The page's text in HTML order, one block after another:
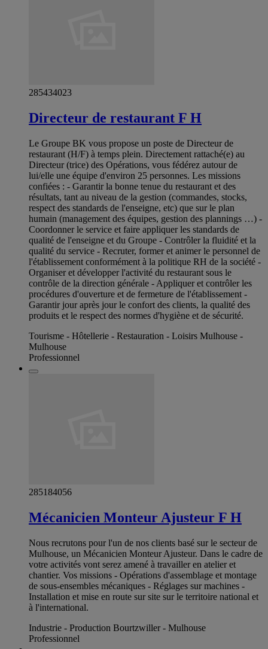
285434023
Directeur de restaurant F H
Le Groupe BK vous propose un poste de Directeur de
restaurant (H/F) à temps plein. Directement rattaché(e) au
Directeur (trice) des Opérations, vous fédérez autour de
lui/elle une équipe d'environ 25 personnes. Les missions
confiées : - Garantir la bonne tenue du restaurant et des
résultats, tant au niveau de la gestion (commandes, stocks,
respect des standards de l'enseigne, etc) que sur le plan
humain (management des équipes, gestion des plannings …) -
Coordonner le service et faire appliquer les standards de
qualité de l'enseigne et du Groupe - Contrôler la fluidité et la
qualité du service - Recruter, former et animer le personnel de
l'établissement conformément à la politique RH de la société -
Organiser et développer l'activité du restaurant sous le
contrôle de la direction générale - Appliquer et contrôler les
procédures d'ouverture et de fermeture de l'établissement -
Garantir jour après jour le confort des clients, la qualité des
produits et le respect des normes d'hygiène et de sécurité.
Tourisme - Hôtellerie - Restauration - Loisirs Mulhouse -
Mulhouse
Professionnel
285184056
Mécanicien Monteur Ajusteur F H
Nous recrutons pour l'un de nos clients basé sur le secteur de
Mulhouse, un Mécanicien Monteur Ajusteur. Dans le cadre de
votre activités vont serez amené à travailler en atelier et
chantier. Vos missions - Opérations d'assemblage et montage
de sous-ensembles mécaniques - Réglages sur machines -
Installation et mise en route sur site sur le territoire national et
à l'international.
Industrie - Production Bourtzwiller - Mulhouse
Professionnel